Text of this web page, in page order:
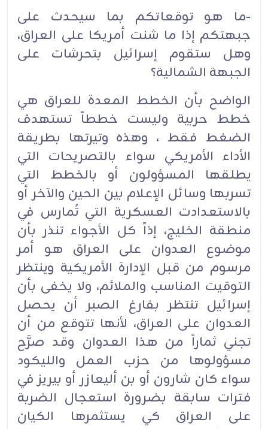
-ما هو توقعاتكم بما سيحدث على
جبهتكم إذا ما شنت أمريكا على العراق،
وهل ستقوم إسرائيل بتحرشات على
الجبهة الشمالية؟‏
الواضح بأن الخطط المعدة للعراق هي
خطط حربية وليست خططاً تستهدف
الضغط فقط ، وهذه وتيرتها بطريقة
الأداء الأمريكي سواء بالتصريحات التي
يطلقها المسؤولون أو بالخطط التي
تسربها وسائل الإعلام بين الحين والآخر أو
بالاستعدادت العسكرية التي تُمارس في
منطقة الخليج، إذاً كل الأجواء تنذر بأن
موضوع العدوان على العراق هو أمر
مرسوم من قبل الإدارة الأمريكية وينتظر
التوقيت المناسب والملائم، ولا يخفى بأن
إسرائيل تنتظر بفارغ الصبر أن يحصل
العدوان على العراق، لأنها تتوقع من أن
تجني ثماراً من هذا العدوان وقد صرَّح
مسؤولوها من حزب العمل والليكود
سواء كان شارون أو بن أليعازر أو بيريز في
فترات سابقة بضرورة استعجال الضربة
على العراق كي يستثمرها الكيان